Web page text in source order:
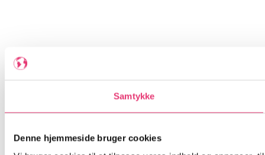
Samtykke
Denne hjemmeside bruger cookies